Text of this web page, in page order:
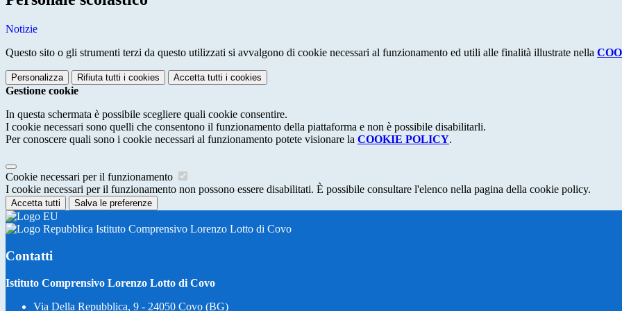
Notizie
Questo sito o gli strumenti terzi da questo utilizzati si avvalgono di cookie necessari al funzionamento ed utili alle finalità illustrate nella
Personalizza Rifiuta tutti i cookies Accetta tutti i cookies
Gestione cookie
In questa schermata è possibile scegliere quali cookie consentire.
I cookie necessari sono quelli che consentono il funzionamento della piattaforma e non è possibile disabilitarli.
Per conoscere quali sono i cookie necessari al funzionamento potete visionare la COOKIE POLICY.
Cookie necessari per il funzionamento
I cookie necessari per il funzionamento non possono essere disabilitati. È possibile consultare l'elenco nella pagina della cookie policy.
Accetta tutti Salva le preferenze
Istituto Comprensivo Lorenzo Lotto di Covo
Contatti
Istituto Comprensivo Lorenzo Lotto di Covo
Via Della Repubblica, 9 - 24050 Covo (BG)